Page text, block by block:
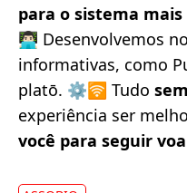
para o sistema
👨🏻‍💻 Desenvolvemos
informativas, como
platō. ⚙️🛜 Tudo
experiência ser
você para seguir